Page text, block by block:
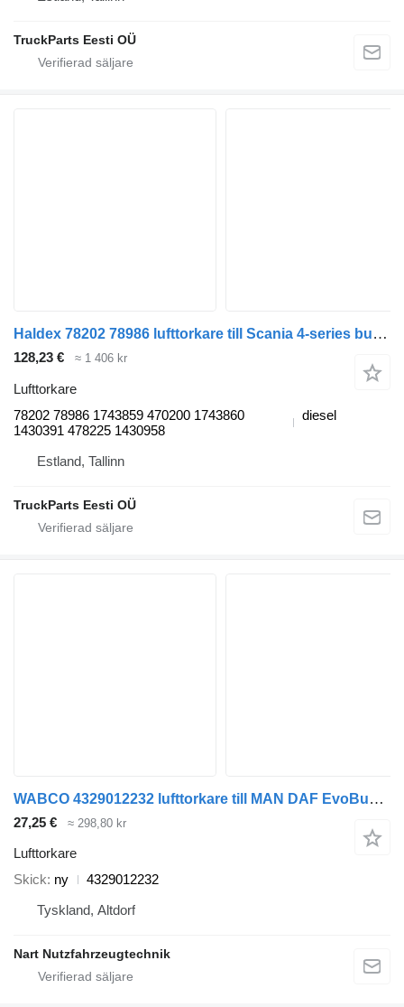
TruckParts Eesti OÜ
Haldex 78202 78986 lufttorkare till Scania 4-series bus (1995-2006) buss
128,23 € ≈ 1 406 kr
Lufttorkare
78202 78986 1743859 470200 1743860
1430391 478225 1430958
diesel
Estland, Tallinn
TruckParts Eesti OÜ
WABCO 4329012232 lufttorkare till MAN DAF EvoBus Iveco buss
27,25 € ≈ 298,80 kr
Lufttorkare
Skick ny
4329012232
Tyskland, Altdorf
Nart Nutzfahrzeugtechnik